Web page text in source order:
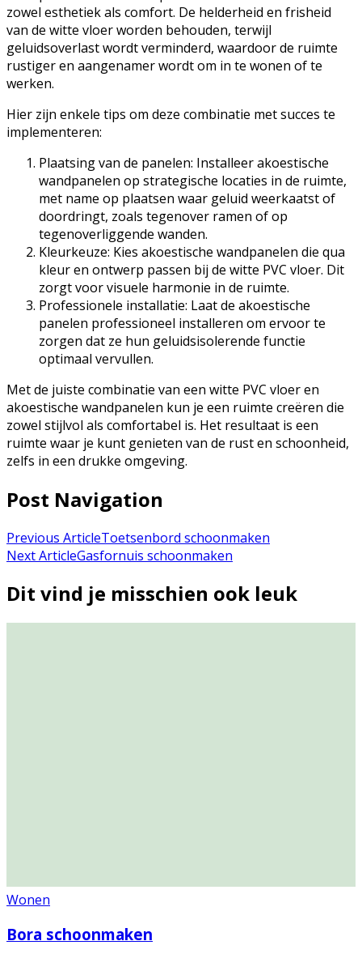
zowel esthetiek als comfort. De helderheid en frisheid
van de witte vloer worden behouden, terwijl
geluidsoverlast wordt verminderd, waardoor de ruimte
rustiger en aangenamer wordt om in te wonen of te
werken.
Hier zijn enkele tips om deze combinatie met succes te
implementeren:
Plaatsing van de panelen: Installeer akoestische
wandpanelen op strategische locaties in de ruimte,
met name op plaatsen waar geluid weerkaatst of
doordringt, zoals tegenover ramen of op
tegenoverliggende wanden.
Kleurkeuze: Kies akoestische wandpanelen die qua
kleur en ontwerp passen bij de witte PVC vloer. Dit
zorgt voor visuele harmonie in de ruimte.
Professionele installatie: Laat de akoestische
panelen professioneel installeren om ervoor te
zorgen dat ze hun geluidsisolerende functie
optimaal vervullen.
Met de juiste combinatie van een witte PVC vloer en
akoestische wandpanelen kun je een ruimte creëren die
zowel stijlvol als comfortabel is. Het resultaat is een
ruimte waar je kunt genieten van de rust en schoonheid,
zelfs in een drukke omgeving.
Post Navigation
Previous ArticleToetsenbord schoonmaken
Next ArticleGasfornuis schoonmaken
Dit vind je misschien ook leuk
Wonen
Bora schoonmaken